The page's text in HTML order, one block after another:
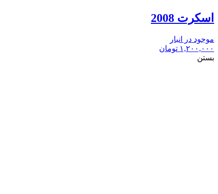
اسکرت 2008
موجود در انبار
۱,۲۰۰,۰۰۰ تومان
بستن